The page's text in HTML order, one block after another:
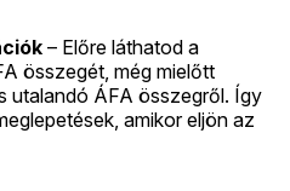
– Előre láthatod a
összegét, még mielőtt
utalandó ÁFA összegről. Így
amikor eljön az